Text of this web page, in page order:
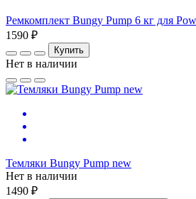
Ремкомплект Bungy Pump 6 кг для
1590 ₽
Купить
Нет в наличии
Темляки Bungy Pump new
Нет в наличии
1490 ₽